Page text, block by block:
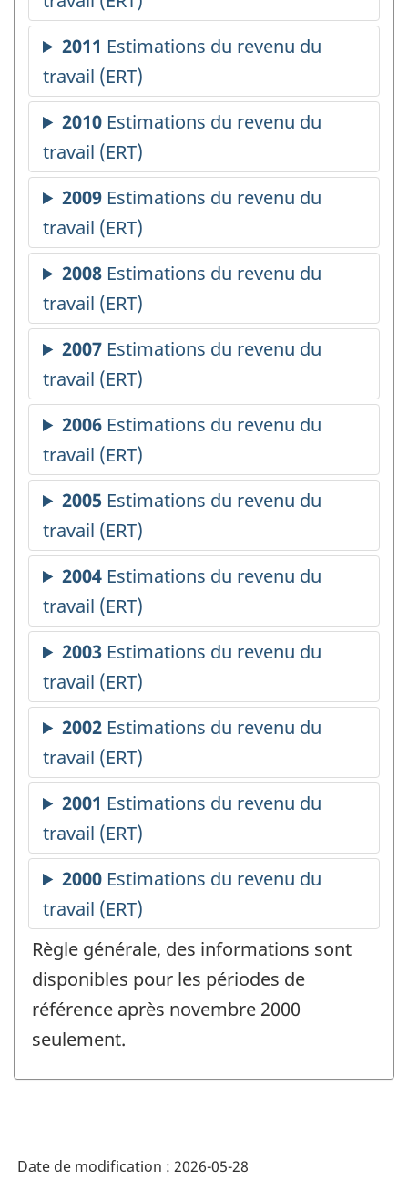
Règle générale, des informations sont
disponibles pour les périodes de
référence après novembre 2000
seulement.
Date de modification : 2026-05-28